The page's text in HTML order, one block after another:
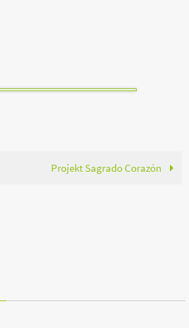
Projekt Sagrado Corazón